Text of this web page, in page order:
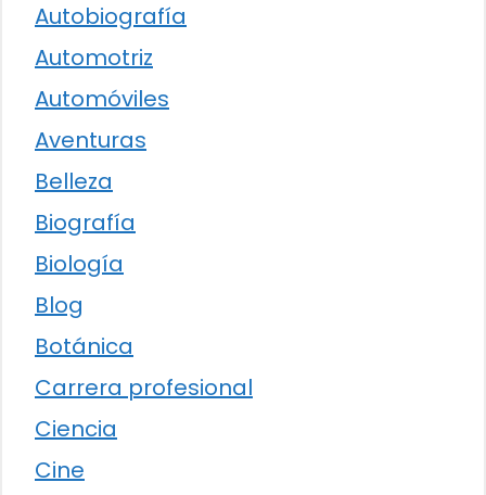
Autobiografía
Automotriz
Automóviles
Aventuras
Belleza
Biografía
Biología
Blog
Botánica
Carrera profesional
Ciencia
Cine